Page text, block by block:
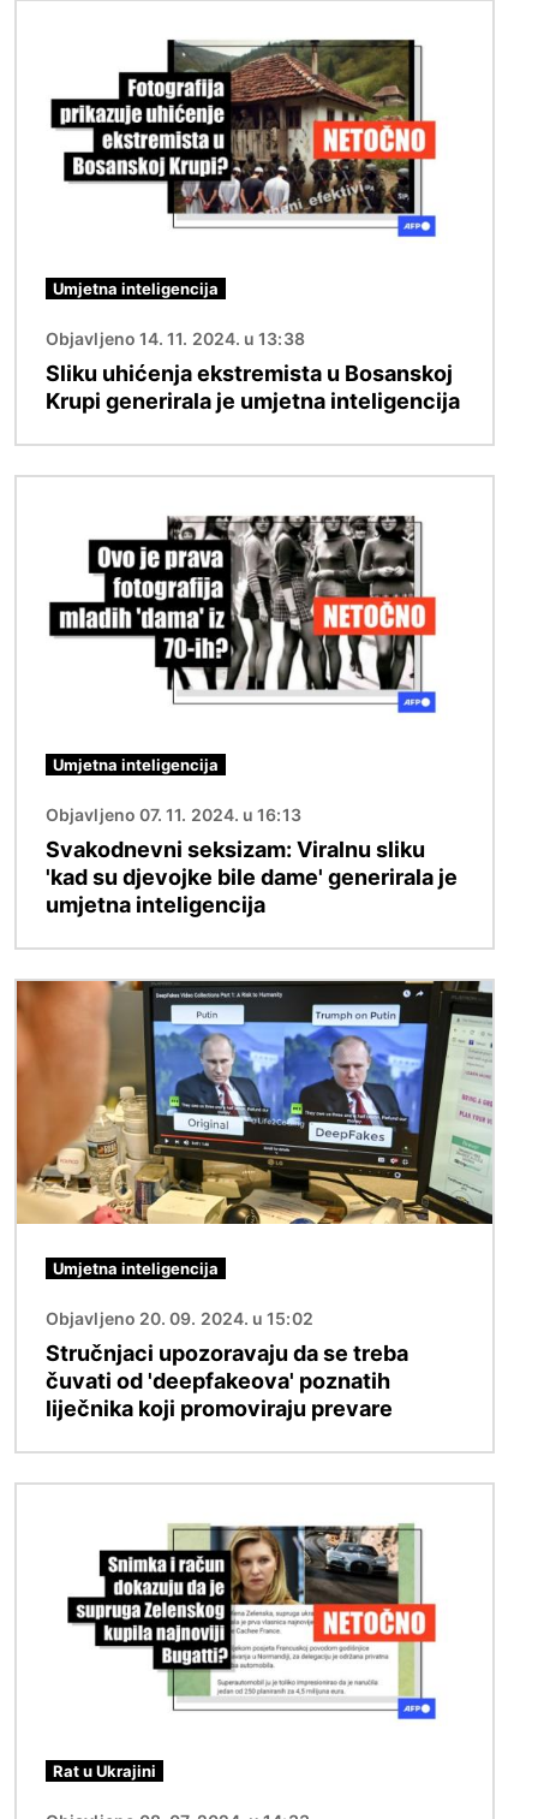
Umjetna inteligencija
Objavljeno 14. 11. 2024. u 13:38
Sliku uhićenja ekstremista u Bosanskoj
Krupi generirala je umjetna inteligencija
Umjetna inteligencija
Objavljeno 07. 11. 2024. u 16:13
Svakodnevni seksizam: Viralnu sliku
'kad su djevojke bile dame' generirala je
umjetna inteligencija
Slika
Umjetna inteligencija
Objavljeno 20. 09. 2024. u 15:02
Stručnjaci upozoravaju da se treba
čuvati od 'deepfakeova' poznatih
liječnika koji promoviraju prevare
Rat u Ukrajini